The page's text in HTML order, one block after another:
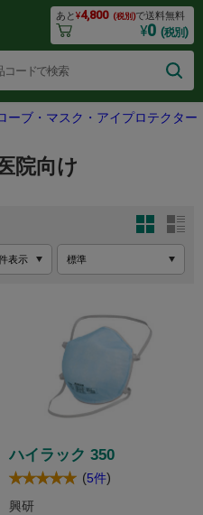
あと¥4,800 (税別)で送料無料
¥0 (税別)
ーブ・マスク・アイプロテクター
院向け
ハイラック 350
(5件)
興研